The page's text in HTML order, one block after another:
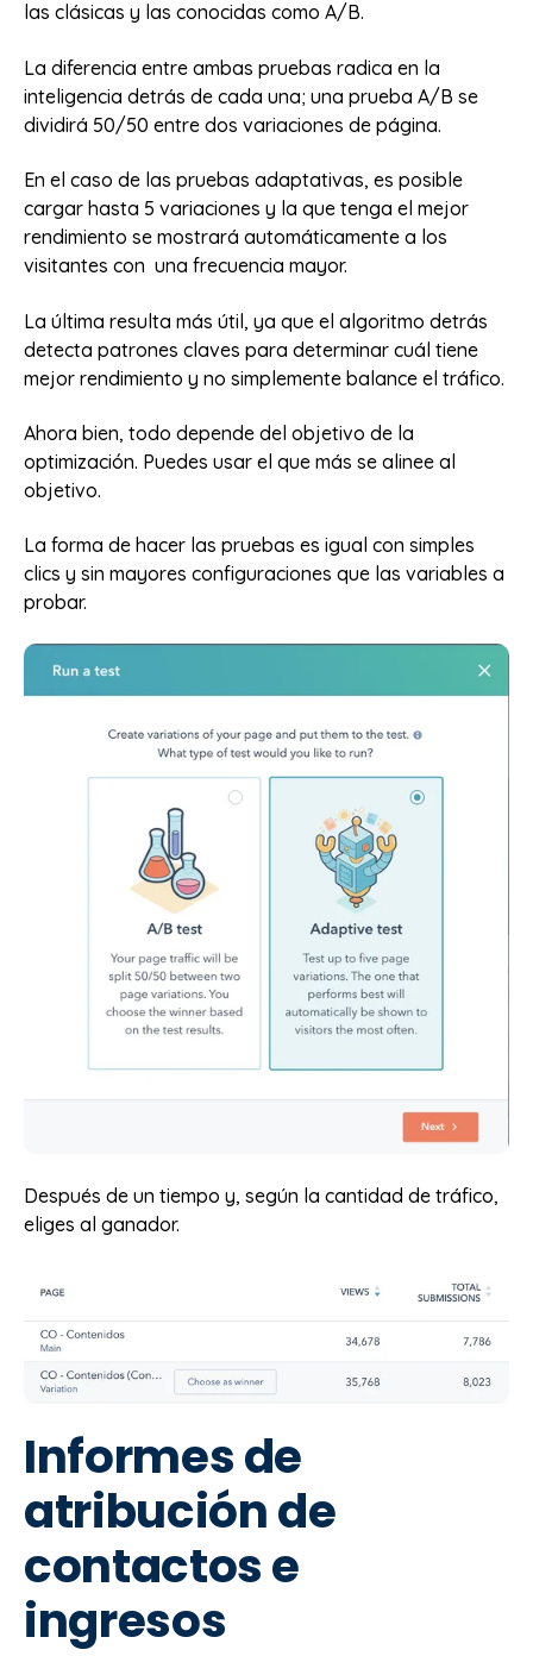
las clásicas y las conocidas como A/B.
La diferencia entre ambas pruebas radica en la
inteligencia detrás de cada una; una prueba A/B se
dividirá 50/50 entre dos variaciones de página.
En el caso de las pruebas adaptativas, es posible
cargar hasta 5 variaciones y la que tenga el mejor
rendimiento se mostrará automáticamente a los
visitantes con una frecuencia mayor.
La última resulta más útil, ya que el algoritmo detrás
detecta patrones claves para determinar cuál tiene
mejor rendimiento y no simplemente balance el tráfico.
Ahora bien, todo depende del objetivo de la
optimización. Puedes usar el que más se alinee al
objetivo.
La forma de hacer las pruebas es igual con simples
clics y sin mayores configuraciones que las variables a
probar.
Después de un tiempo y, según la cantidad de tráfico,
eliges al ganador.
Informes de
atribución de
contactos e
ingresos